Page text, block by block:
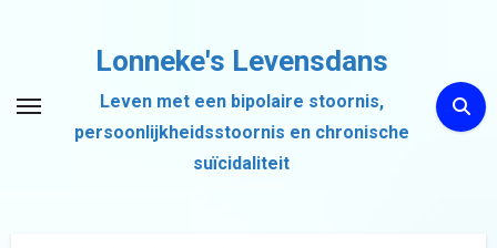
inhoud
Lonneke's Levensdans
Leven met een bipolaire stoornis,
persoonlijkheidsstoornis en chronische
suïcidaliteit